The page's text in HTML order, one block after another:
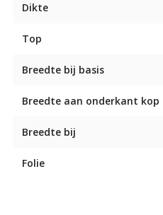
Dikte
Top
Breedte bij basis
Breedte aan onderkant kop
Breedte bij
Folie